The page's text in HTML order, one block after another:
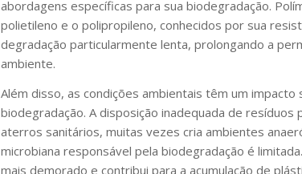
abordagens específicas para sua biodegradação.
polietileno e o polipropileno, conhecidos por sua
degradação particularmente lenta, prolongando a
ambiente.
Além disso, as condições ambientais têm um impacto
biodegradação. A disposição inadequada de
aterros sanitários, muitas vezes cria ambientes
microbiana responsável pela biodegradação é
mais demorado e contribui para a acumulação de